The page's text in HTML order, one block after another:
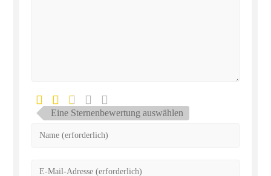
Eine Sternenbewertung auswählen